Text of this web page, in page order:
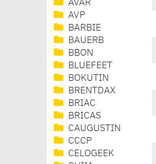
AVAR
AVP
BARBIE
BAUERB
BBON
BLUEFEET
BOKUTIN
BRENTDAX
BRIAC
BRICAS
CAUGUSTIN
CCCP
CELOGEEK